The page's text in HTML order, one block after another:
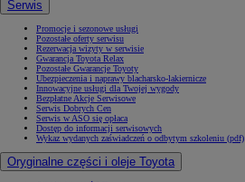
Serwis
Promocje i sezonowe usługi
Pozostałe oferty serwisu
Rezerwacja wizyty w serwisie
Gwarancja Toyota Relax
Pozostałe Gwarancje Toyoty
Ubezpieczenia i naprawy blacharsko-lakiernicze
Innowacyjne usługi dla Twojej wygody
Bezpłatne Akcje Serwisowe
Serwis Dobrych Cen
Serwis w ASO się opłaca
Dostęp do informacji serwisowych
Wykaz wydanych zaświadczeń o odbytym szkoleniu (pdf)
Oryginalne części i oleje Toyota